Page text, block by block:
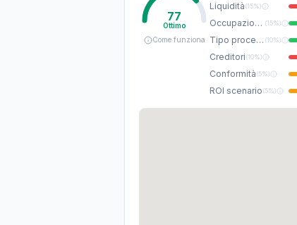
77
Ottimo
Come funziona
Liquidità(15%)
Occupazione (15%)
Tipo procedura (10%)
Creditori(10%)
Conformità(5%)
ROI scenario(5%)